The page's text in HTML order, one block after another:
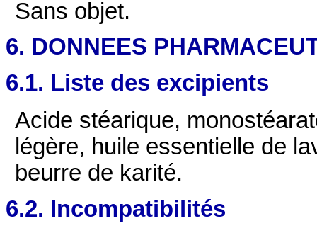
Sans objet.
6. DONNEES
6.1. Liste des excipients
Acide stéarique,
légère, huile essentielle de
beurre de karité.
6.2. Incompatibilités